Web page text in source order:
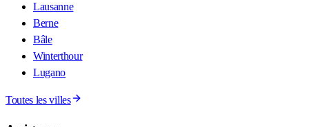
Lausanne
Berne
Bâle
Winterthour
Lugano
Toutes les villes